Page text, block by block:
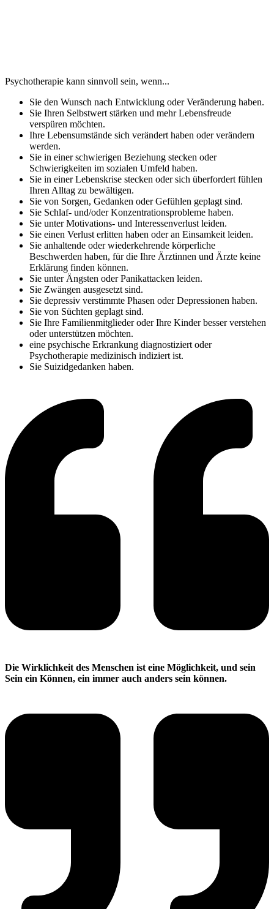
Psychotherapie kann sinnvoll sein, wenn...
Sie den Wunsch nach Entwicklung oder Veränderung haben.
Sie Ihren Selbstwert stärken und mehr Lebensfreude
verspüren möchten.
Ihre Lebensumstände sich verändert haben oder verändern
werden.
Sie in einer schwierigen Beziehung stecken oder
Schwierigkeiten im sozialen Umfeld haben.
Sie in einer Lebenskrise stecken oder sich überfordert fühlen
Ihren Alltag zu bewältigen.
Sie von Sorgen, Gedanken oder Gefühlen geplagt sind.
Sie Schlaf- und/oder Konzentrationsprobleme haben.
Sie unter Motivations- und Interessenverlust leiden.
Sie einen Verlust erlitten haben oder an Einsamkeit leiden.
Sie anhaltende oder wiederkehrende körperliche
Beschwerden haben, für die Ihre Ärztinnen und Ärzte keine
Erklärung finden können.
Sie unter Ängsten oder Panikattacken leiden.
Sie Zwängen ausgesetzt sind.
Sie depressiv verstimmte Phasen oder Depressionen haben.
Sie von Süchten geplagt sind.
Sie Ihre Familienmitglieder oder Ihre Kinder besser verstehen
oder unterstützen möchten.
eine psychische Erkrankung diagnostiziert oder
Psychotherapie medizinisch indiziert ist.
Sie Suizidgedanken haben.
Die Wirklichkeit des Menschen ist eine Möglichkeit, und sein
Sein ein Können, ein immer auch anders sein können.